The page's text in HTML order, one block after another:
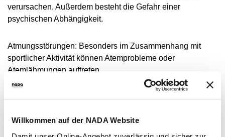
Willkommen auf der NADA Website
verursachen. Außerdem besteht die Gefahr einer
psychischen Abhängigkeit.
Atmungsstörungen: Besonders im Zusammenhang mit
sportlicher Aktivität können Atemprobleme oder
Atemlähmungen auftreten.
Kardiale Auswirkungen: Die Einnahme führt zu einem
Herzinfarkte und Schlaganfälle steigt. Zudem können
einige Stimulanzien zu einer lebensbedrohlichen